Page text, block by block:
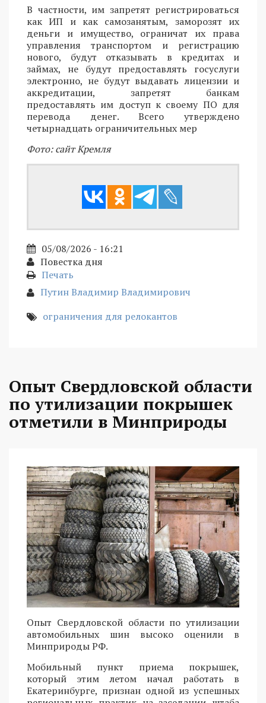
В частности, им запретят регистрироваться
как ИП и как самозанятым, заморозят их
деньги и имущество, ограничат их права
управления транспортом и регистрацию
нового, будут отказывать в кредитах и
займах, не будут предоставлять госуслуги
электронно, не будут выдавать лицензии и
аккредитации, запретят банкам
предоставлять им доступ к своему ПО для
перевода денег. Всего утверждено
четырнадцать ограничительных мер
Фото: сайт Кремля
05/08/2026 - 16:21
Повестка дня
Печать
Путин Владимир Владимирович
ограничения для релокантов
Опыт Свердловской области
по утилизации покрышек
отметили в Минприроды
Опыт Свердловской области по утилизации
автомобильных шин высоко оценили в
Минприроды РФ.
Мобильный пункт приема покрышек,
который этим летом начал работать в
Екатеринбурге, признан одной из успешных